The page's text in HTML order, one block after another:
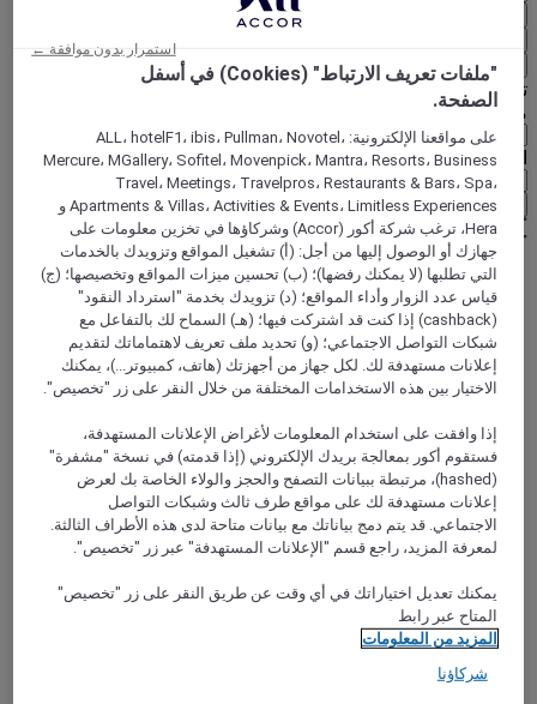
الرجوع
تحديد عُملتك أدناه
منطقة جغرافية
العملة
تأكيد عُملتي
World
Europe
Ouzbekistan
بخاري
"ملفات تعريف الارتباط" (Cookies) في أسفل
الصفحة.
على مواقعنا الإلكترونية: ALL، hotelF1، ibis، Pullman، Novotel،
Mercure، MGallery، Sofitel، Movenpick، Mantra، Resorts، Business
Travel، Meetings، Travelpros، Restaurants & Bars، Spa،
Apartments & Villas، Activities & Events، Limitless Experiences و
Hera، ترغب شركة أكور (Accor) وشركاؤها في تخزين معلومات على
جهازك أو الوصول إليها من أجل: (أ) تشغيل المواقع وتزويدك بالخدمات
التي تطلبها (لا يمكنك رفضها)؛ (ب) تحسين ميزات المواقع وتخصيصها؛ (ج)
قياس عدد الزوار وأداء المواقع؛ (د) تزويدك بخدمة "استرداد النقود"
(cashback) إذا كنت قد اشتركت فيها؛ (هـ) السماح لك بالتفاعل مع
شبكات التواصل الاجتماعي؛ (و) تحديد ملف تعريف لاهتماماتك لتقديم
إعلانات مستهدفة لك. لكل جهاز من أجهزتك (هاتف، كمبيوتر...)، يمكنك
الاختيار بين هذه الاستخدامات المختلفة من خلال النقر على زر "تخصيص".
إذا وافقت على استخدام المعلومات لأغراض الإعلانات المستهدفة،
فستقوم أكور بمعالجة بريدك الإلكتروني (إذا قدمته) في نسخة "مشفرة"
(hashed)، مرتبطة ببيانات التصفح والحجز والولاء الخاصة بك لعرض
إعلانات مستهدفة لك على مواقع طرف ثالث وشبكات التواصل
الاجتماعي. قد يتم دمج بياناتك مع بيانات متاحة لدى هذه الأطراف الثالثة.
لمعرفة المزيد، راجع قسم "الإعلانات المستهدفة" عبر زر "تخصيص".
يمكنك تعديل اختياراتك في أي وقت عن طريق النقر على زر "تخصيص"
المتاح عبر رابط
المزيد من المعلومات
شركاؤنا
استمرار بدون موافقة ←